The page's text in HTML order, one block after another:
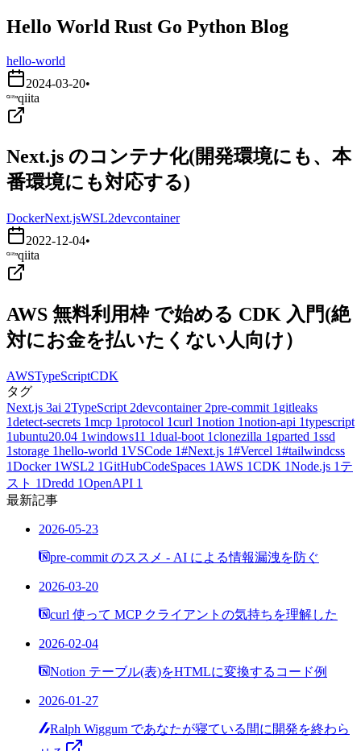
Hello World Rust Go Python Blog
hello-world
2024-03-20•
qiita
Next.js のコンテナ化(開発環境にも、本
番環境にも対応する)
DockerNext.jsWSL2devcontainer
2022-12-04•
qiita
AWS 無料利用枠 で始める CDK 入門(絶
対にお金を払いたくない人向け）
AWSTypeScriptCDK
タグ
Next.js 3ai 2TypeScript 2devcontainer 2pre-commit 1 gitleaks
1detect-secrets 1mcp 1protocol 1curl 1notion 1notion-api 1typescript
1ubuntu20.04 1windows11 1dual-boot 1clonezilla 1 gparted 1ssd
1storage 1hello-world 1VSCode 1#Next.js 1#Vercel 1#tailwindcss
1Docker 1WSL2 1GitHubCodeSpaces 1 AWS 1CDK 1Node.js 1 テ
スト 1Dredd 1OpenAPI 1
最新記事
2026-05-23
pre-commit のススメ - AI による情報漏洩を防ぐ
2026-03-20
curl 使って MCP クライアントの気持ちを理解した
2026-02-04
Notion テーブル(表)をHTMLに変換するコード例
2026-01-27
Ralph Wiggum であなたが寝ている間に開発を終わら